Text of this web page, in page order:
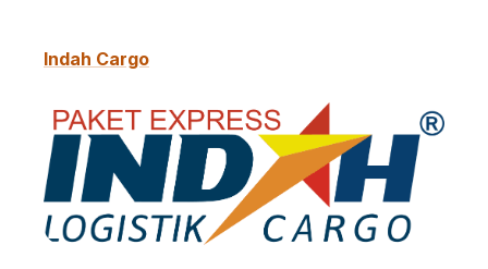
Indah Cargo